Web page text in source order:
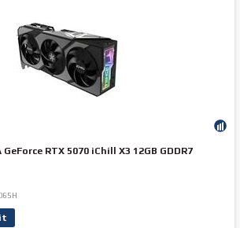
GeForce RTX 5070 iChill X3 12GB GDDR7